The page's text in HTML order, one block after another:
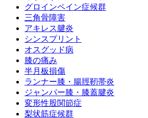
グロインペイン症候群
三角骨障害
アキレス腱炎
シンスプリント
オスグッド病
膝の痛み
半月板損傷
ランナー膝・腸脛靭帯炎
ジャンパー膝・膝蓋腱炎
変形性股関節症
梨状筋症候群